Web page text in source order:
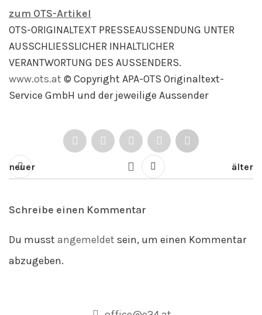
zum OTS-Artikel
OTS-ORIGINALTEXT PRESSEAUSSENDUNG UNTER
AUSSCHLIESSLICHER INHALTLICHER
VERANTWORTUNG DES AUSSENDERS.
www.ots.at © Copyright APA-OTS Originaltext-
Service GmbH und der jeweilige Aussender
neuer älter
Schreibe einen Kommentar
Du musst angemeldet sein, um einen Kommentar
abzugeben.